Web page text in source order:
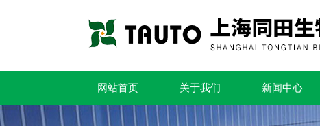
网站首页 关于我们 新闻中心